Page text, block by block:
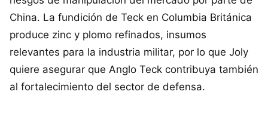
China. La fundición de Teck en Columbia Británica
produce zinc y plomo refinados, insumos
relevantes para la industria militar, por lo que Joly
quiere asegurar que Anglo Teck contribuya también
al fortalecimiento del sector de defensa.